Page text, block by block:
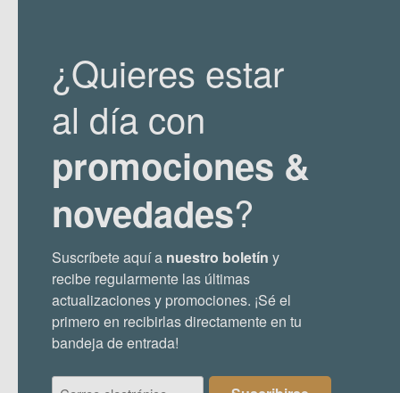
¿Quieres estar
al día con
promociones &
novedades?
Suscríbete aquí a nuestro boletín y
recibe regularmente las últimas
actualizaciones y promociones. ¡Sé el
primero en recibirlas directamente en tu
bandeja de entrada!
Correo